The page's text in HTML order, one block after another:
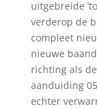
uitgebreide
verderop de
compleet
nieuwe
richting als
aanduiding
echter